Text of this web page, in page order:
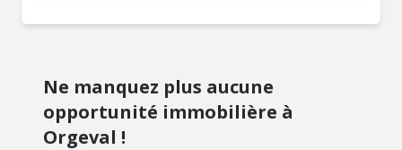
Ne manquez plus aucune
opportunité immobilière à
Orgeval !